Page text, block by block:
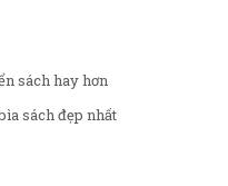
sách hay hơn
sách đẹp nhất